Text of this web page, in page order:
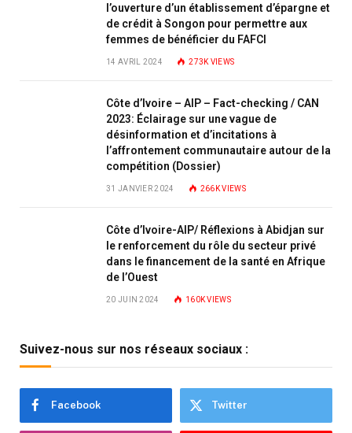
l’ouverture d’un établissement d’épargne et
de crédit à Songon pour permettre aux
femmes de bénéficier du FAFCI
14 AVRIL 2024 273KVIEWS
Côte d’Ivoire – AIP – Fact-checking / CAN
2023: Éclairage sur une vague de
désinformation et d’incitations à
l’affrontement communautaire autour de la
compétition (Dossier)
31 JANVIER 2024 266KVIEWS
Côte d’Ivoire-AIP/ Réflexions à Abidjan sur
le renforcement du rôle du secteur privé
dans le financement de la santé en Afrique
de l’Ouest
20 JUIN 2024 160KVIEWS
Suivez-nous sur nos réseaux sociaux :
Facebook Twitter